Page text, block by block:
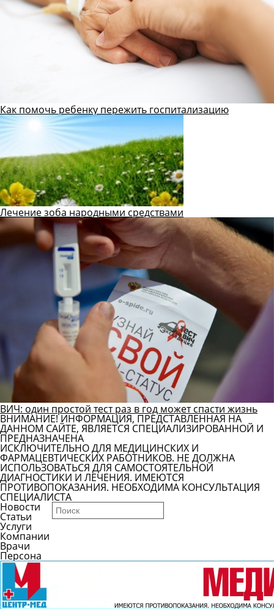
Как помочь ребенку пережить госпитализацию
Лечение зоба народными средствами
ВИЧ: один простой тест раз в год может спасти жизнь
ВНИМАНИЕ! ИНФОРМАЦИЯ, ПРЕДСТАВЛЕННАЯ НА
ДАННОМ САЙТЕ, ЯВЛЯЕТСЯ СПЕЦИАЛИЗИРОВАННОЙ И
ПРЕДНАЗНАЧЕНА
ИСКЛЮЧИТЕЛЬНО ДЛЯ МЕДИЦИНСКИХ И
ФАРМАЦЕВТИЧЕСКИХ РАБОТНИКОВ. НЕ ДОЛЖНА
ИСПОЛЬЗОВАТЬСЯ ДЛЯ САМОСТОЯТЕЛЬНОЙ
ДИАГНОСТИКИ И ЛЕЧЕНИЯ. ИМЕЮТСЯ
ПРОТИВОПОКАЗАНИЯ. НЕОБХОДИМА КОНСУЛЬТАЦИЯ
СПЕЦИАЛИСТА
Новости
Статьи
Услуги
Компании
Врачи
Персона